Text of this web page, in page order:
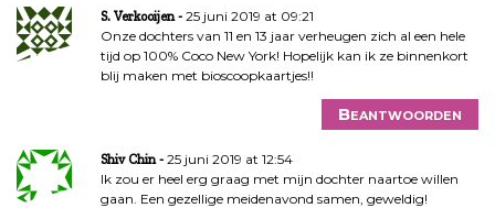
S. Verkooijen
25 juni 2019 at 09:21
Onze dochters van 11 en 13 jaar verheugen zich al een hele
tijd op 100% Coco New York! Hopelijk kan ik ze binnenkort
blij maken met bioscoopkaartjes!!
Beantwoorden
Shiv Chin
25 juni 2019 at 12:54
Ik zou er heel erg graag met mijn dochter naartoe willen
gaan. Een gezellige meidenavond samen, geweldig!